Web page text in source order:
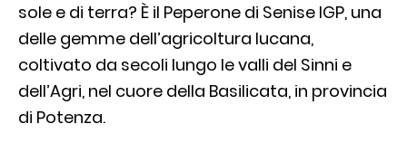
sole e di terra? È il Peperone di Senise IGP, una
delle gemme dell’agricoltura lucana,
coltivato da secoli lungo le valli del Sinni e
dell’Agri, nel cuore della Basilicata, in provincia
di Potenza.